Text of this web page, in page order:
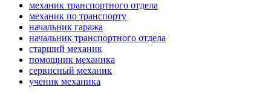
механик транспортного отдела
механик по транспорту
начальник гаража
начальник транспортного отдела
старший механик
помощник механика
сервисный механик
ученик механика